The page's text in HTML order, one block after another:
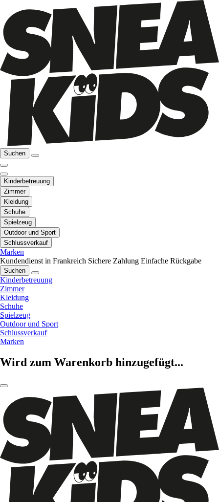
Suchen
Kinderbetreuung
Zimmer
Kleidung
Schuhe
Spielzeug
Outdoor und Sport
Schlussverkauf
Marken
Kundendienst in Frankreich Sichere Zahlung Einfache Rückgabe
Suchen
Kinderbetreuung
Zimmer
Kleidung
Schuhe
Spielzeug
Outdoor und Sport
Schlussverkauf
Marken
Wird zum Warenkorb hinzugefügt...